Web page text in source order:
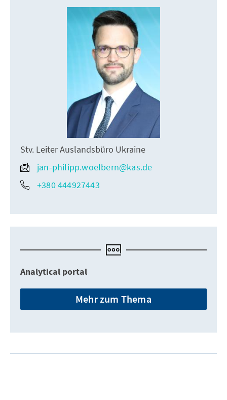
Stv. Leiter Auslandsbüro Ukraine
jan-philipp.woelbern@kas.de
+380 444927443
Analytical portal
Mehr zum Thema